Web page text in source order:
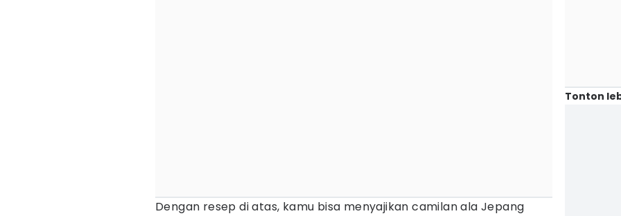
Dengan resep di atas, kamu bisa menyajikan camilan ala Jepang
Tonton